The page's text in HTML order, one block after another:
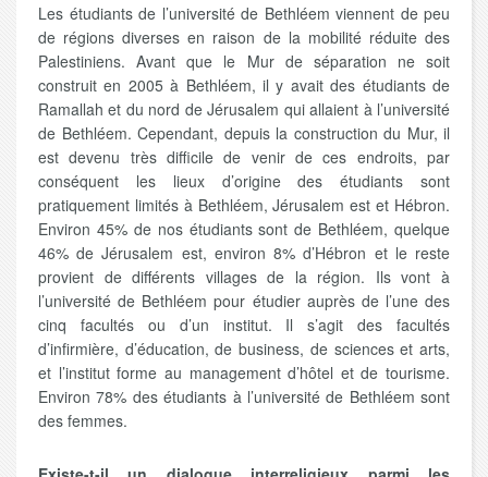
Les étudiants de l’université de Bethléem viennent de peu
de régions diverses en raison de la mobilité réduite des
Palestiniens. Avant que le Mur de séparation ne soit
construit en 2005 à Bethléem, il y avait des étudiants de
Ramallah et du nord de Jérusalem qui allaient à l’université
de Bethléem. Cependant, depuis la construction du Mur, il
est devenu très difficile de venir de ces endroits, par
conséquent les lieux d’origine des étudiants sont
pratiquement limités à Bethléem, Jérusalem est et Hébron.
Environ 45% de nos étudiants sont de Bethléem, quelque
46% de Jérusalem est, environ 8% d’Hébron et le reste
provient de différents villages de la région. Ils vont à
l’université de Bethléem pour étudier auprès de l’une des
cinq facultés ou d’un institut. Il s’agit des facultés
d’infirmière, d’éducation, de business, de sciences et arts,
et l’institut forme au management d’hôtel et de tourisme.
Environ 78% des étudiants à l’université de Bethléem sont
des femmes.